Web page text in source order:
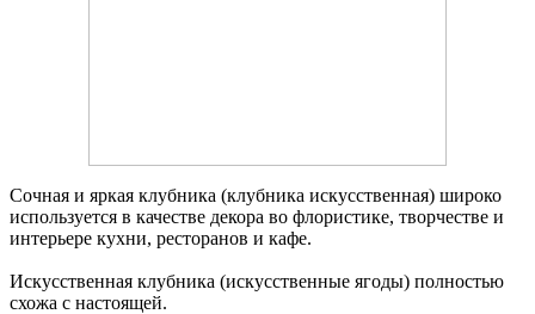
Сочная и яркая клубника (клубника искусственная) широко
используется в качестве декора во флористике, творчестве и
интерьере кухни, ресторанов и кафе.
Искусственная клубника (искусственные ягоды) полностью
схожа с настоящей.